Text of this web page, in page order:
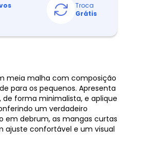
Troca
Grátis
meia malha com composição
para os pequenos. Apresenta
forma minimalista, e aplique
um verdadeiro
debrum, as mangas curtas
confortável e um visual